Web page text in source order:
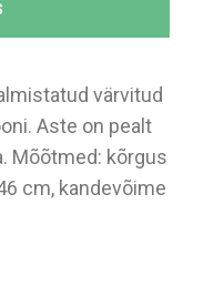
värvitud
Aste on pealt
Mõõtmed: kõrgus
cm, kandevõime